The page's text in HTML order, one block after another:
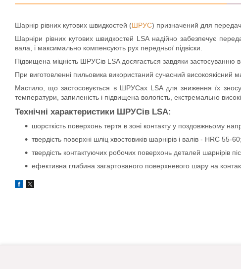
Шарнір рівних кутових швидкостей (ШРУС) призначений для
Шарніри рівних кутових швидкостей LSA надійно забезпечує
вала, і максимально компенсують рух передньої підвіски.
Підвищена міцність ШРУСів LSA досягається завдяки застосуванню
При виготовленні пильовика використаний сучасний
Мастило, що застосовується в ШРУСах LSA для зниження їх
температури, запиленість і підвищена вологість, екстремально
Технічні характеристики ШРУСів LSA:
шорсткість поверхонь тертя в зоні контакту у поздовжньому
твердість поверхні шліц хвостовиків шарнірів і валів - HRC 55-60;
твердість контактуючих робочих поверхонь деталей шарнірів
ефективна глибина загартованого поверхневого шару на